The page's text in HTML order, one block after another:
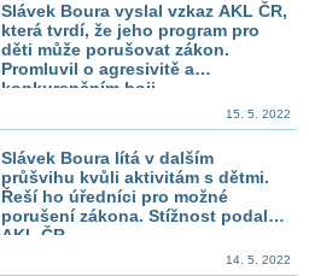
Slávek Boura vyslal vzkaz AKL ČR,
která tvrdí, že jeho program pro
děti může porušovat zákon.
Promluvil o agresivitě a
konkurenčním boji
15. 5. 2022
Slávek Boura lítá v dalším
průšvihu kvůli aktivitám s dětmi.
Řeší ho úředníci pro možné
porušení zákona. Stížnost podala
AKL ČR
14. 5. 2022